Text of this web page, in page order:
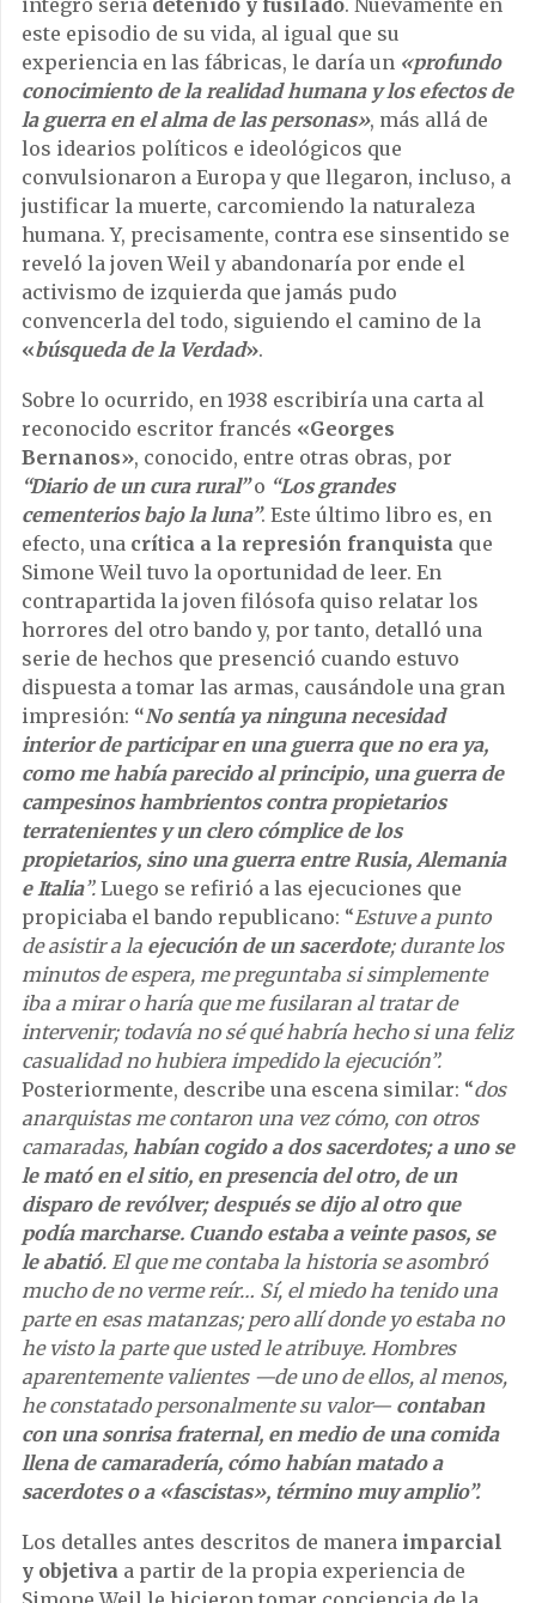
integró sería detenido y fusilado. Nuevamente en
este episodio de su vida, al igual que su
experiencia en las fábricas, le daría un «profundo
conocimiento de la realidad humana y los efectos de
la guerra en el alma de las personas», más allá de
los idearios políticos e ideológicos que
convulsionaron a Europa y que llegaron, incluso, a
justificar la muerte, carcomiendo la naturaleza
humana. Y, precisamente, contra ese sinsentido se
reveló la joven Weil y abandonaría por ende el
activismo de izquierda que jamás pudo
convencerla del todo, siguiendo el camino de la
«búsqueda de la Verdad».
Sobre lo ocurrido, en 1938 escribiría una carta al
reconocido escritor francés «Georges
Bernanos», conocido, entre otras obras, por
“Diario de un cura rural”o “Los grandes
cementerios bajo la luna”. Este último libro es, en
efecto, una crítica a la represión franquista que
Simone Weil tuvo la oportunidad de leer. En
contrapartida la joven filósofa quiso relatar los
horrores del otro bando y, por tanto, detalló una
serie de hechos que presenció cuando estuvo
dispuesta a tomar las armas, causándole una gran
impresión: “No sentía ya ninguna necesidad
interior de participar en una guerra que no era ya,
como me había parecido al principio, una guerra de
campesinos hambrientos contra propietarios
terratenientes y un clero cómplice de los
propietarios, sino una guerra entre Rusia, Alemania
e Italia”. Luego se refirió a las ejecuciones que
propiciaba el bando republicano: “Estuve a punto
de asistir a la ejecución de un sacerdote; durante los
minutos de espera, me preguntaba si simplemente
iba a mirar o haría que me fusilaran al tratar de
intervenir; todavía no sé qué habría hecho si una feliz
casualidad no hubiera impedido la ejecución”.
Posteriormente, describe una escena similar: “dos
anarquistas me contaron una vez cómo, con otros
camaradas, habían cogido a dos sacerdotes; a uno se
le mató en el sitio, en presencia del otro, de un
disparo de revólver; después se dijo al otro que
podía marcharse. Cuando estaba a veinte pasos, se
le abatió. El que me contaba la historia se asombró
mucho de no verme reír… Sí, el miedo ha tenido una
parte en esas matanzas; pero allí donde yo estaba no
he visto la parte que usted le atribuye. Hombres
aparentemente valientes —de uno de ellos, al menos,
he constatado personalmente su valor— contaban
con una sonrisa fraternal, en medio de una comida
llena de camaradería, cómo habían matado a
sacerdotes o a «fascistas», término muy amplio”.
Los detalles antes descritos de manera imparcial
y objetiva a partir de la propia experiencia de